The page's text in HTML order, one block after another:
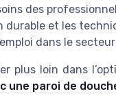
des
durable et les
dans le
plus loin dans
une paroi de